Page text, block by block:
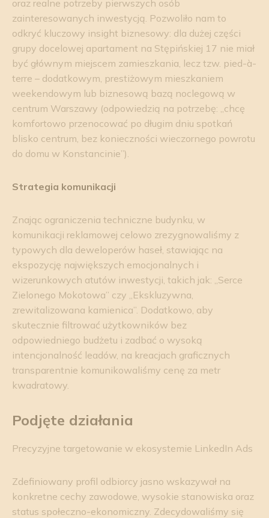
oraz realne potrzeby pierwszych osób
zainteresowanych inwestycją. Pozwoliło nam to
odkryć kluczowy insight biznesowy: dla dużej części
grupy docelowej apartament na Stępińskiej 17 nie miał
być głównym miejscem zamieszkania, lecz tzw. pied-à-
terre – dodatkowym, prestiżowym mieszkaniem
weekendowym lub biznesową bazą noclegową w
centrum Warszawy (odpowiedzią na potrzebę: „chcę
komfortowo przenocować po długim dniu spotkań
blisko centrum, bez konieczności wieczornego powrotu
do domu w Konstancinie”).
Strategia komunikacji
Znając ograniczenia techniczne budynku, w
komunikacji reklamowej celowo zrezygnowaliśmy z
typowych dla deweloperów haseł, stawiając na
ekspozycję największych emocjonalnych i
wizerunkowych atutów inwestycji, takich jak: „Serce
Zielonego Mokotowa” czy „Ekskluzywna,
zrewitalizowana kamienica”. Dodatkowo, aby
skutecznie filtrować użytkowników bez
odpowiedniego budżetu i zadbać o wysoką
intencjonalność leadów, na kreacjach graficznych
transparentnie komunikowaliśmy cenę za metr
kwadratowy.
Podjęte działania
Precyzyjne targetowanie w ekosystemie LinkedIn Ads
Zdefiniowany profil odbiorcy jasno wskazywał na
konkretne cechy zawodowe, wysokie stanowiska oraz
status społeczno-ekonomiczny. Zdecydowaliśmy się